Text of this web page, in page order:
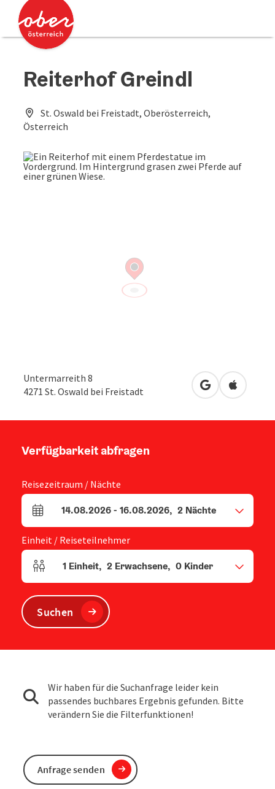
Zum Inhalt
Zum Seitenanfang
Reiterhof Greindl
St. Oswald bei Freistadt, Oberösterreich,
Österreich
Untermarreith 8
4271 St. Oswald bei Freistadt in Googlein Apple
Verfügbarkeit abfragen
Reisezeitraum / Nächte
An- und Abreisefelder
14.08.2026- 16.08.2026, 2 Nächte
Einheit / Reiseteilnehmer
Einheitenanzahl und Personenfelder
1 Einheit, 2 Erwachsene, 0 Kinder
Suchen
Wir haben für die Suchanfrage leider kein
passendes buchbares Ergebnis gefunden. Bitte
verändern Sie die Filterfunktionen!
Anfrage senden